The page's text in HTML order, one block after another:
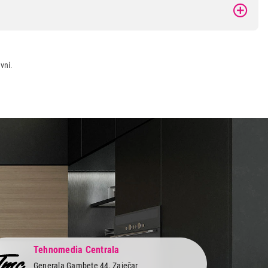
Tehnomedia Centrala
Generala Gambete 44, Zaječar